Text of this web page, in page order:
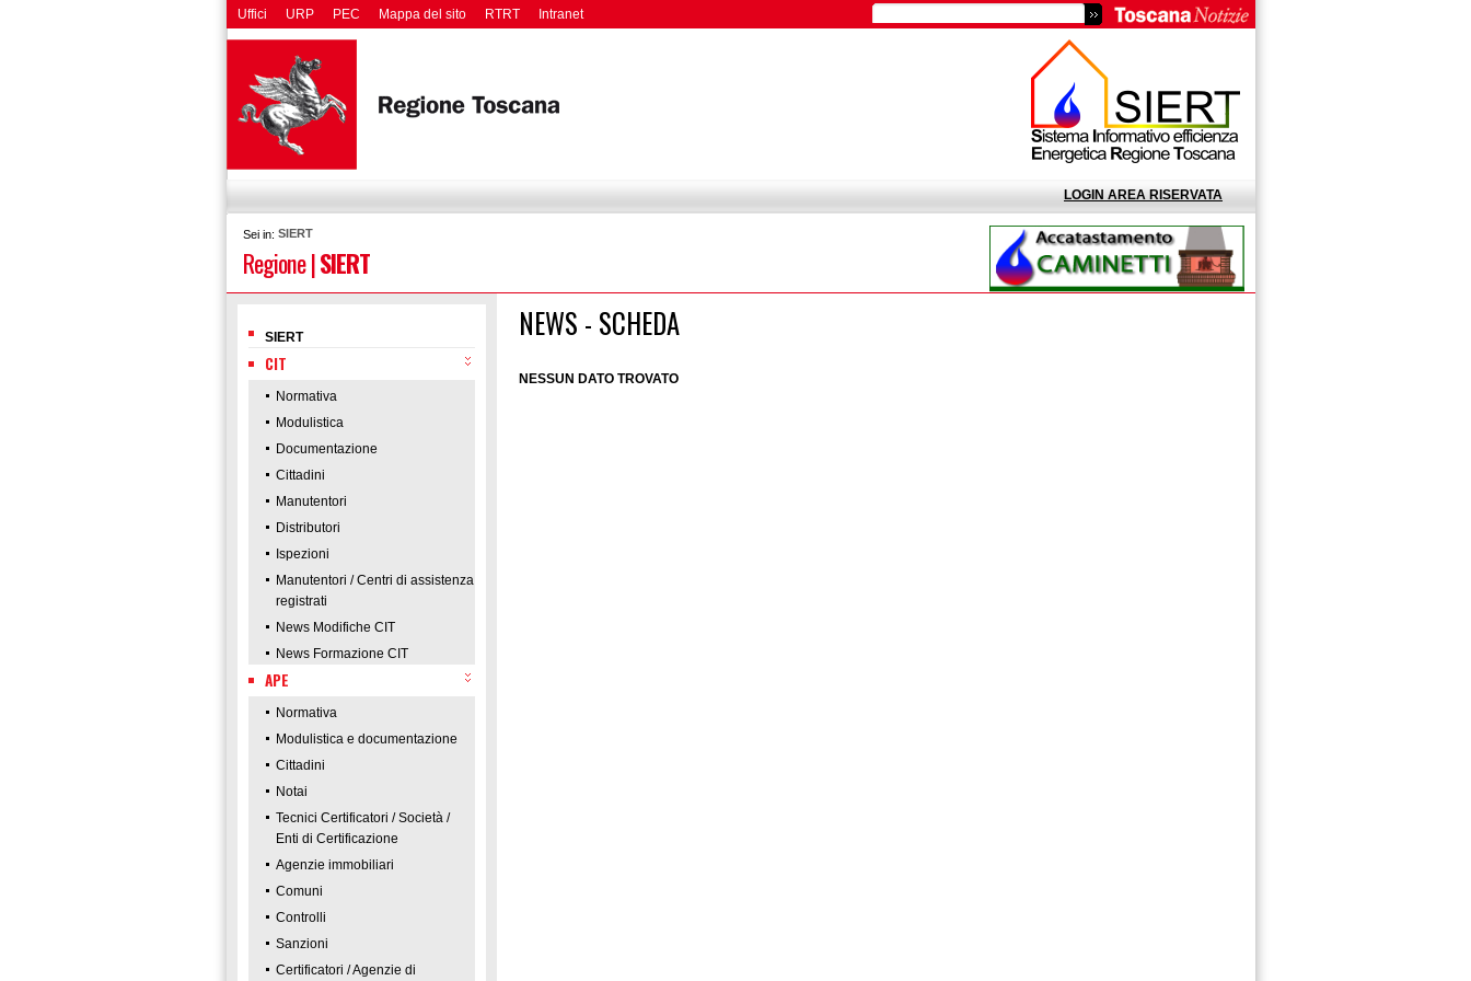
Uffici URP PEC Mappa del sito RTRT Intranet
LOGIN AREA RISERVATA
Sei in: SIERT
Regione|SIERT
SIERT
CIT
Normativa
Modulistica
Documentazione
Cittadini
Manutentori
Distributori
Ispezioni
Manutentori / Centri di assistenza
registrati
News Modifiche CIT
News Formazione CIT
APE
Normativa
Modulistica e documentazione
Cittadini
Notai
Tecnici Certificatori / Società /
Enti di Certificazione
Agenzie immobiliari
Comuni
Controlli
Sanzioni
Certificatori / Agenzie di
NEWS - SCHEDA
NESSUN DATO TROVATO